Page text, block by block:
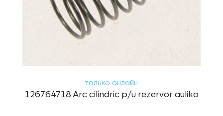
только онлайн
126764718 Arc cilindric p/u rezervor aulika